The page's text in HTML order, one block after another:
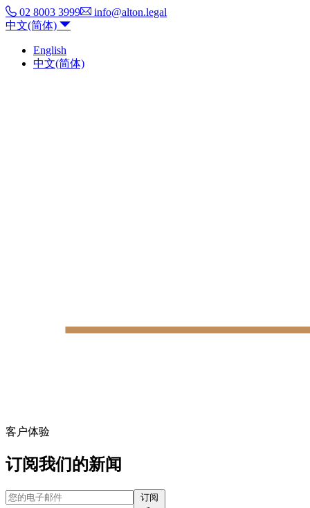
02 8003 3999
info@alton.legal
中文(简体)
English
中文(简体)
客户体验
订阅我们的新闻
您的电子邮件